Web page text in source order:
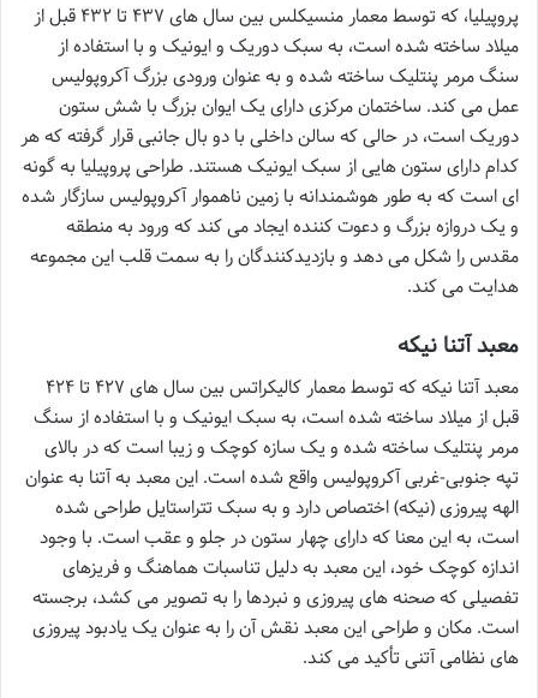
پروپیلیا، که توسط معمار منسیکلس بین سال های ۴۳۷ تا ۴۳۲ قبل از
میلاد ساخته شده است، به سبک دوریک و ایونیک و با استفاده از
سنگ مرمر پنتلیک ساخته شده و به عنوان ورودی بزرگ آکروپولیس
عمل می کند. ساختمان مرکزی دارای یک ایوان بزرگ با شش ستون
دوریک است، در حالی که سالن داخلی با دو بال جانبی قرار گرفته که هر
کدام دارای ستون هایی از سبک ایونیک هستند. طراحی پروپیلیا به گونه
ای است که به طور هوشمندانه با زمین ناهموار آکروپولیس سازگار شده
و یک دروازه بزرگ و دعوت کننده ایجاد می کند که ورود به منطقه
مقدس را شکل می دهد و بازدیدکنندگان را به سمت قلب این مجموعه
هدایت می کند.
معبد آتنا نیکه
معبد آتنا نیکه که توسط معمار کالیکراتس بین سال های ۴۲۷ تا ۴۲۴
قبل از میلاد ساخته شده است، به سبک ایونیک و با استفاده از سنگ
مرمر پنتلیک ساخته شده و یک سازه کوچک و زیبا است که در بالای
تپه جنوبی-غربی آکروپولیس واقع شده است. این معبد به آتنا به عنوان
الهه پیروزی (نیکه) اختصاص دارد و به سبک تتراستایل طراحی شده
است، به این معنا که دارای چهار ستون در جلو و عقب است. با وجود
اندازه کوچک خود، این معبد به دلیل تناسبات هماهنگ و فریزهای
تفصیلی که صحنه های پیروزی و نبردها را به تصویر می کشد، برجسته
است. مکان و طراحی این معبد نقش آن را به عنوان یک یادبود پیروزی
های نظامی آتنی تأکید می کند.